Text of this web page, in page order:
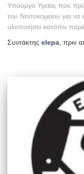
Υπουργό Υγείας που
του Νοσοκομείου για να
υλοποιήσει κατόπιν
Συντάκτης elepa , πριν